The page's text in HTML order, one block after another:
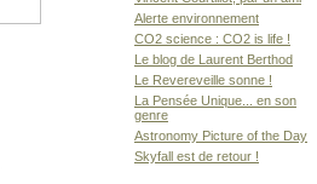
Alerte environnement
CO2 science : CO2 is life !
Le blog de Laurent Berthod
Le Revereveille sonne !
La Pensée Unique... en son
genre
Astronomy Picture of the Day
Skyfall est de retour !